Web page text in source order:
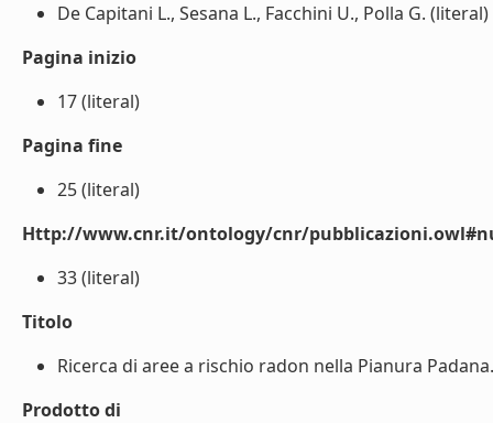
De Capitani L., Sesana L., Facchini U., Polla G. (literal)
Pagina inizio
17 (literal)
Pagina fine
25 (literal)
Http://www.cnr.it/ontology/cnr/
33 (literal)
Titolo
Ricerca di aree a rischio radon nella Pianura
Prodotto di